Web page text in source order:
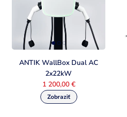
ANTIK WallBox Dual AC
2x22kW
1 200,00 €